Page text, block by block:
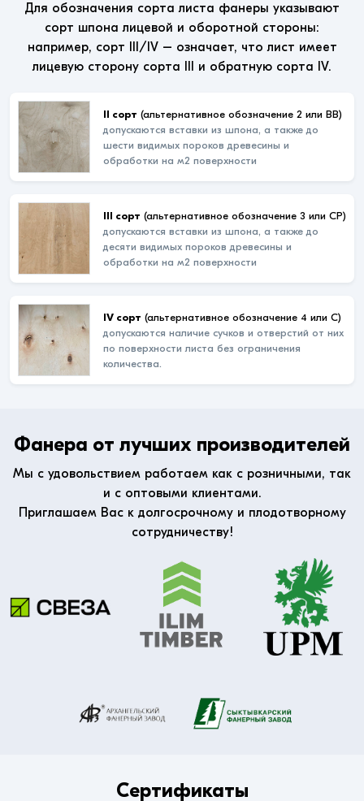
Для обозначения сорта листа фанеры указывают
сорт шпона лицевой и оборотной стороны:
например, сорт III/IV – означает, что лист имеет
лицевую сторону сорта III и обратную сорта IV.
II сорт (альтернативное обозначение 2 или ВВ)
допускаются вставки из шпона, а также до
шести видимых пороков древесины и
обработки на м2 поверхности
III сорт (альтернативное обозначение 3 или СР)
допускаются вставки из шпона, а также до
десяти видимых пороков древесины и
обработки на м2 поверхности
IV сорт (альтернативное обозначение 4 или С)
допускаются наличие сучков и отверстий от них
по поверхности листа без ограничения
количества.
Фанера от лучших производителей
Мы с удовольствием работаем как с розничными, так
и с оптовыми клиентами.
Приглашаем Вас к долгосрочному и плодотворному
сотрудничеству!
Сертификаты